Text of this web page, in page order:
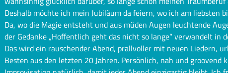
Deshalb möchte ich mein Jubiläum da feiern, wo ich am liebsten
Da, wo die Magie entsteht und aus müden Augen leuchtende
der Gedanke „Hoffentlich geht das nicht so lange“ verwandelt in
Das wird ein rauschender Abend, prallvoller mit neuen Liedern,
Besten aus den letzten 20 Jahren. Persönlich, nah und groovend